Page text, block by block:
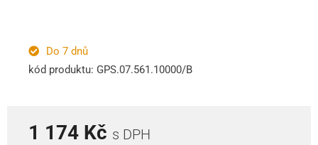
Do 7 dnů
kód produktu: GPS.07.561.10000/B
1 174 Kč s DPH